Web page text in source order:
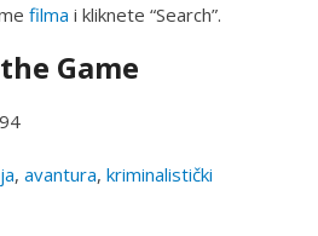
filma i kliknete “Search”.
Game
, avantura, kriminalistički